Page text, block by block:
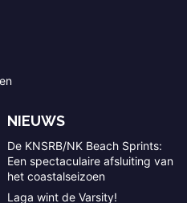
NIEUWS
De KNSRB/NK Beach Sprints:
Een spectaculaire afsluiting van
het coastalseizoen
Laga wint de Varsity!